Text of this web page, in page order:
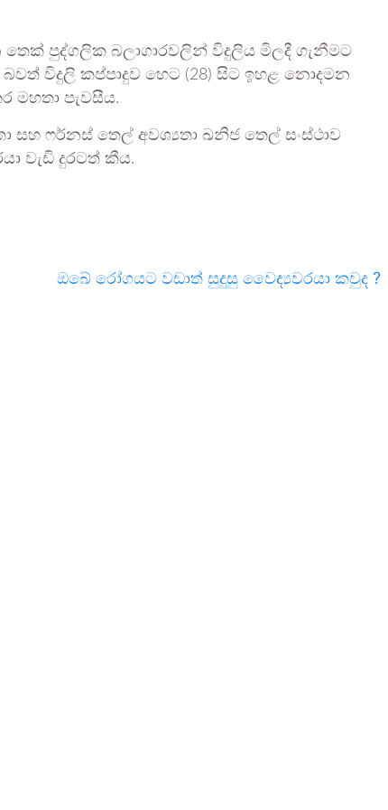
පුද්ගලික බලාගාරවලින් විදුලිය මිලදී ගැනීමට
විදුලි කප්පාදුව හෙට (28) සිට ඉහළ නොදමන
මහතා පැවසීය.
සහ ෆර්නස් තෙල් අවශ්‍යතා ඛනිජ තෙල් සංස්ථාව
වැඩි දුරටත් කීය.
ඔබේ රෝගයට වඩාත් සුදුසු වෛද්‍යවරයා කවුද ?